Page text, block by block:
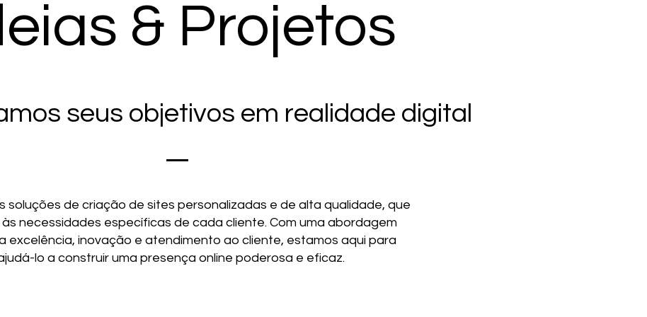
& Projetos
seus objetivos em realidade digital
soluções de criação de sites personalizadas e de alta qualidade, que
necessidades específicas de cada cliente. Com uma abordagem
excelência, inovação e atendimento ao cliente, estamos aqui para
lo a construir uma presença online poderosa e eficaz.